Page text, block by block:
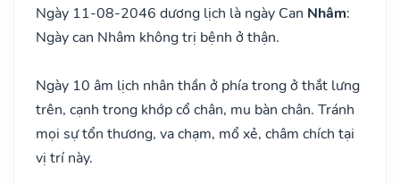
Ngày 11-08-2046 dương lịch là ngày Can Nhâm:
Ngày can Nhâm không trị bệnh ở thận.
Ngày 10 âm lịch nhân thần ở phía trong ở thắt lưng
trên, cạnh trong khớp cổ chân, mu bàn chân. Tránh
mọi sự tổn thương, va chạm, mổ xẻ, châm chích tại
vị trí này.